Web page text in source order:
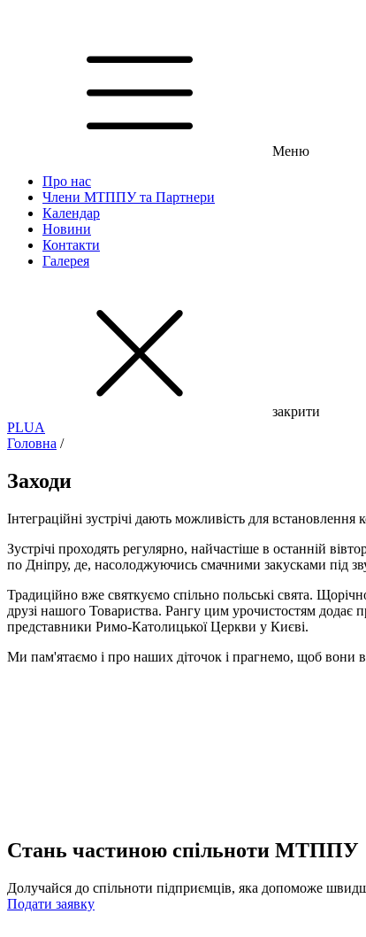
Меню
Про нас
Члени МТППУ та Партнери
Календар
Новини
Контакти
Галерея
закрити
PLUA
Головна /
Заходи
Інтеграційні зустрічі дають можливість для
Зустрічі проходять регулярно, найчастіше в останній
по Дніпру, де, насолоджуючись смачними закусками під
Традиційно вже святкуємо спільно польські свята.
друзі нашого Товариства. Рангу цим урочистостям
представники Римо-Католицької Церкви у Києві.
Ми пам'ятаємо і про наших діточок і прагнемо, щоб вони
Стань частиною спільноти МТППУ
Долучайся до спільноти підприємців, яка допоможе
Подати заявку